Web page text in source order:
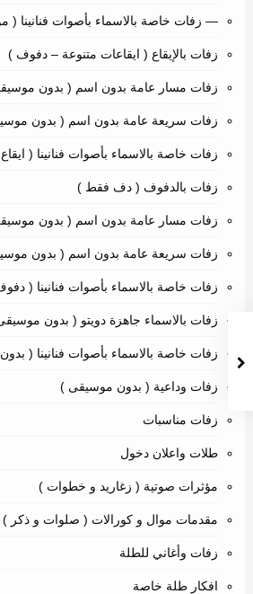
— زفات خاصة بالاسماء بأصوات فنانينا (
زفات بالإيقاع ( ايقاعات متنوعة – دفوف )
زفات مسار عامة بدون اسم ( بدون
زفات سريعة عامة بدون اسم ( بدون
زفات خاصة بالاسماء بأصوات فنانينا (
زفات بالدفوف ( دف فقط )
زفات مسار عامة بدون اسم ( بدون
زفات سريعة عامة بدون اسم ( بدون
زفات خاصة بالاسماء بأصوات فنانينا (
زفات بالاسماء جاهزة دويتو ( بدون
زفات خاصة بالاسماء بأصوات فنانينا (
زفات وداعية ( بدون موسيقى )
زفات مناسبات
طلات واعلان دخول
مؤثرات صوتية ( زغاريد و خطوات )
مقدمات موال و كورالات ( صلوات و ذكر )
زفات وأغاني للطلة
افكار طلة خاصة